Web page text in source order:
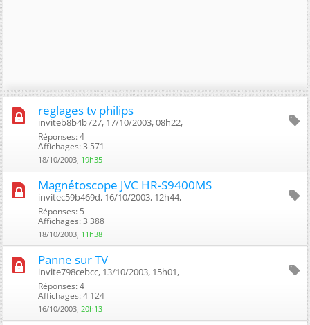
reglages tv philips
inviteb8b4b727, 17/10/2003, 08h22, ‎
Réponses: 4
Affichages: 3 571
18/10/2003, 19h35
Magnétoscope JVC HR-S9400MS
invitec59b469d, 16/10/2003, 12h44, ‎
Réponses: 5
Affichages: 3 388
18/10/2003, 11h38
Panne sur TV
invite798cebcc, 13/10/2003, 15h01, ‎
Réponses: 4
Affichages: 4 124
16/10/2003, 20h13